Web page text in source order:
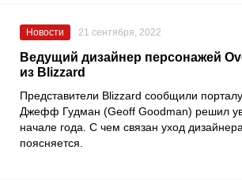
Новости 21 сентября, 2022
Ведущий дизайнер персонажей
из Blizzard
Представители Blizzard сообщили порталу
Джефф Гудман (Geoff Goodman) решил
начале года. С чем связан уход
поясняется.